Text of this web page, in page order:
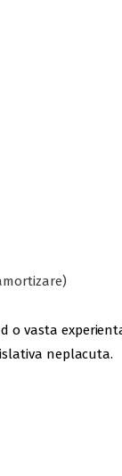
o vasta
neplacuta.